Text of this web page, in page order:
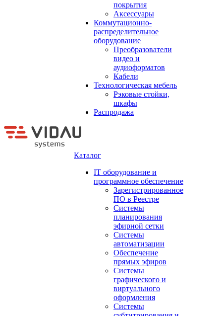
покрытия
Аксессуары
Коммутационно-
распределительное
оборудование
Преобразователи
видео и
аудиоформатов
Кабели
Технологическая мебель
Рэковые стойки,
шкафы
Распродажа
Каталог
IT оборудование и
программное обеспечение
Зарегистрированное
ПО в Реестре
Системы
планирования
эфирной сетки
Системы
автоматизации
Обеспечение
прямых эфиров
Системы
графического и
виртуального
оформления
Системы